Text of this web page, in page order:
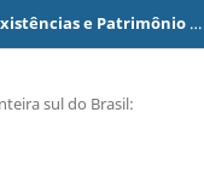
Simpósio Territórios, Memória, Reexistências e Patrimônio - STMRP
sul do Brasil: